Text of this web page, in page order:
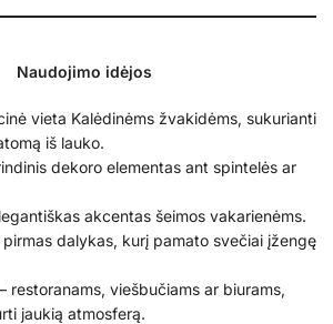
Naudojimo idėjos
vieta Kalėdinėms žvakidėms, sukurianti
iš lauko.
dekoro elementas ant spintelės ar
akcentas šeimos vakarienėms.
pirmas dalykas, kurį pamato svečiai įžengę
restoranams, viešbučiams ar biurams,
jaukią atmosferą.